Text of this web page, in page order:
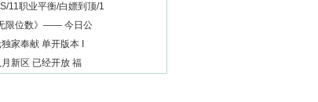
11职业平衡/白嫖到顶/1
限位数》—— 今日公
家奉献 单开版本 I
新区 已经开放 福